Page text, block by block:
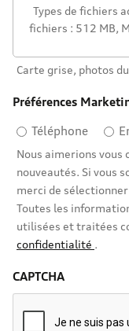
Types de fichiers
fichiers : 512 MB,
Carte grise, photos
Préférences
Téléphone
Nous aimerions
nouveautés. Si vous
merci de
Toutes les
utilisées et traitées
confidentialité .
CAPTCHA